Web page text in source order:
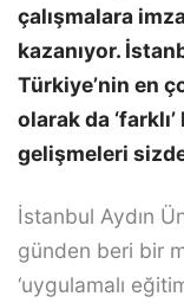
çalışmalara
kazanıyor.
Türkiye’nin en
olarak da
gelişmeleri
İstanbul Aydın
günden beri bir
‘uygulamalı